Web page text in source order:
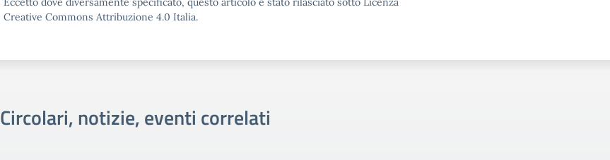
Creative Commons Attribuzione 4.0 Italia.
Circolari, notizie, eventi correlati